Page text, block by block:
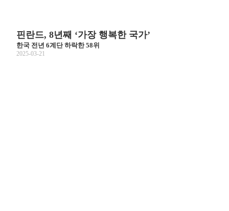
핀란드, 8년째 ‘가장 행복한 국가’
한국 전년 6계단 하락한 58위
2025-03-21